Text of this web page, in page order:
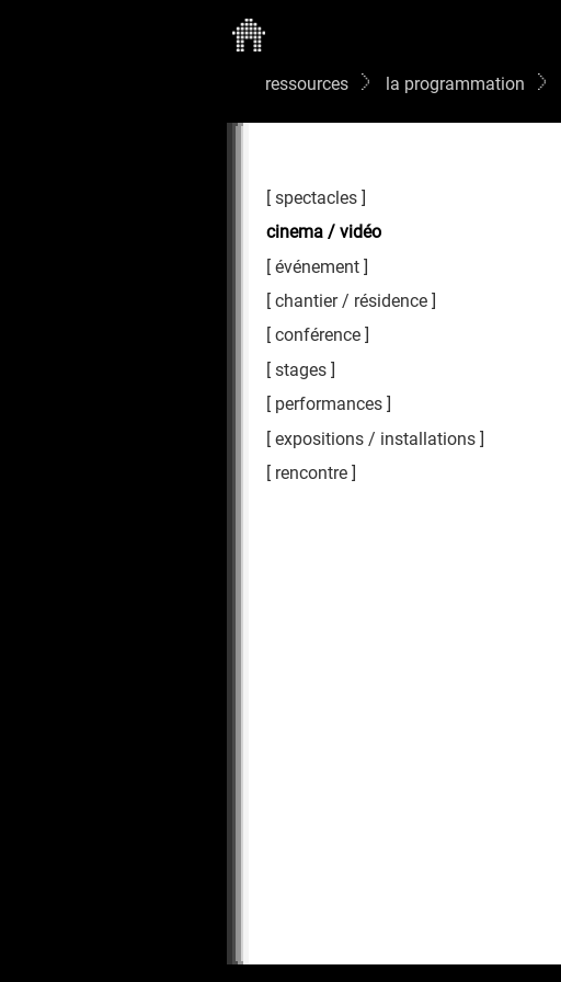
ressources la programmation
spectacles
cinema / vidéo
événement
chantier / résidence
conférence
stages
performances
expositions / installations
rencontre